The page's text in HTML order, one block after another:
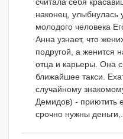
считала себя
наконец, улыбнулась
молодого человека
Анна узнает, что
подругой, а женится
отца и карьеры. Она
ближайшее такси.
случайному
Демидов) - приютить
срочно нужны